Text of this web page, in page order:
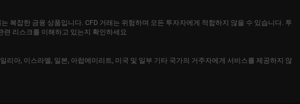
복잡한 금융 상품입니다. CFD 거래는 위험하며 모든 투자자에게 적합하지 않을 수 있습니다. 투
련 리스크를 이해하고 있는지 확인하세요
리아, 이스라엘, 일본, 아랍에미리트, 미국 및 일부 기타 국가의 거주자에게 서비스를 제공하지 않